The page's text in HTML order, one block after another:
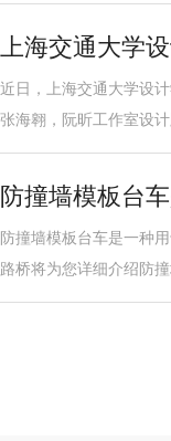
上海交通大学
近日，上海交通大学设
张海翱，阮昕工作室设计
防撞墙模板台
防撞墙模板台车是一种
路桥将为您详细介绍防